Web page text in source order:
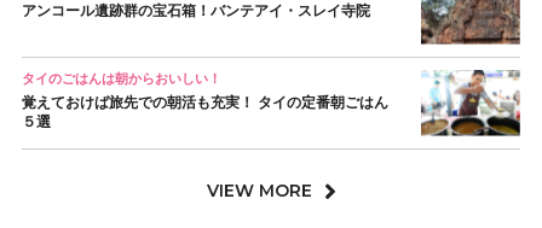
アンコール遺跡群の宝石箱！バンテアイ・スレイ寺院
タイのごはんは朝からおいしい！
覚えておけば旅先での朝活も充実！ タイの定番朝ごはん
５選
VIEW MORE